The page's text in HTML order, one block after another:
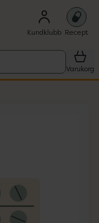
Kundklubb Recept
Varukorg